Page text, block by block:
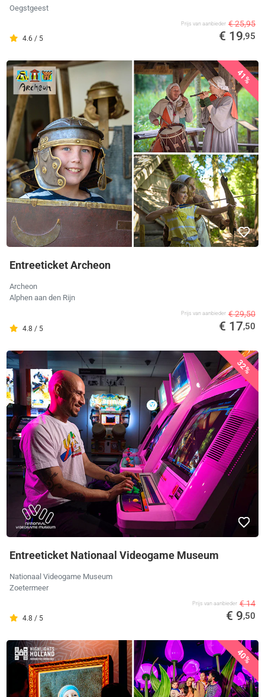
Oegstgeest
4.6 / 5
Prijs van aanbieder € 25,95
€ 19,95
41%
Entreeticket Archeon
Archeon
Alphen aan den Rijn
4.8 / 5
Prijs van aanbieder € 29,50
€ 17,50
32%
Entreeticket Nationaal Videogame Museum
Nationaal Videogame Museum
Zoetermeer
4.8 / 5
Prijs van aanbieder € 14
€ 9,50
40%